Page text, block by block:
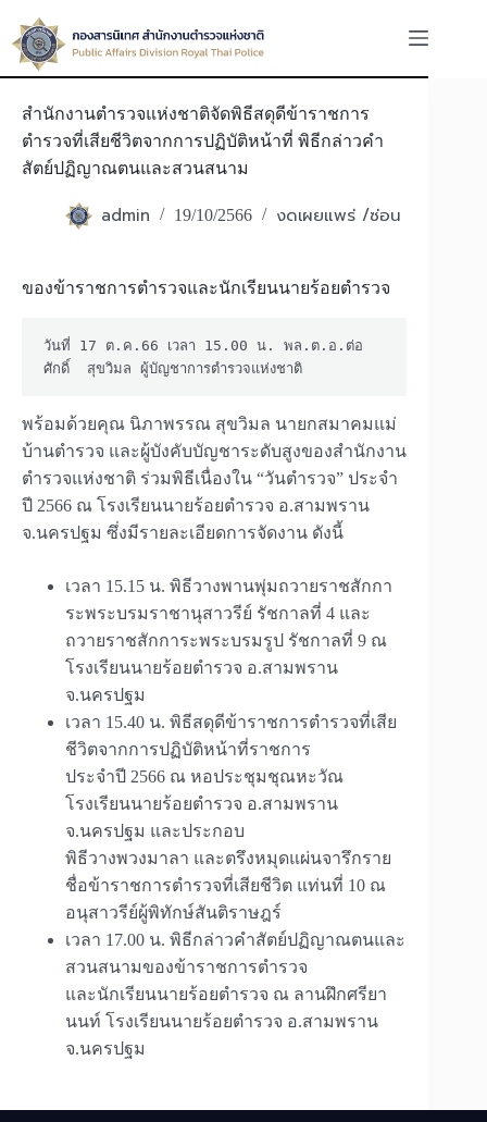
to
content
สำนักงานตำรวจแห่งชาติจัดพิธีสดุดีข้าราชการ
ตำรวจที่เสียชีวิตจากการปฏิบัติหน้าที่ พิธีกล่าวคำ
สัตย์ปฏิญาณตนและสวนสนาม
admin 19/10/2566 งดเผยแพร่ /ซ่อน
ของข้าราชการตำรวจและนักเรียนนายร้อยตำรวจ
วันที่ 17 ต.ค.66 เวลา 15.00 น. พล.ต.อ.ต่อ
ศักดิ์  สุขวิมล ผู้บัญชาการตำรวจแห่งชาติ
พร้อมด้วยคุณ นิภาพรรณ สุขวิมล นายกสมาคมแม่
บ้านตำรวจ และผู้บังคับบัญชาระดับสูงของสำนักงาน
ตำรวจแห่งชาติ ร่วมพิธีเนื่องใน “วันตำรวจ” ประจำ
ปี 2566 ณ โรงเรียนนายร้อยตำรวจ อ.สามพราน
จ.นครปฐม ซึ่งมีรายละเอียดการจัดงาน ดังนี้
เวลา 15.15 น. พิธีวางพานพุ่มถวายราชสักกา
ระพระบรมราชานุสาวรีย์ รัชกาลที่ 4 และ
ถวายราชสักการะพระบรมรูป รัชกาลที่ 9 ณ
โรงเรียนนายร้อยตำรวจ อ.สามพราน
จ.นครปฐม
เวลา 15.40 น. พิธีสดุดีข้าราชการตำรวจที่เสีย
ชีวิตจากการปฏิบัติหน้าที่ราชการ
ประจำปี 2566 ณ หอประชุมชุณหะวัณ
โรงเรียนนายร้อยตำรวจ อ.สามพราน
จ.นครปฐม และประกอบ
พิธีวางพวงมาลา และตรึงหมุดแผ่นจารึกราย
ชื่อข้าราชการตำรวจที่เสียชีวิต แท่นที่ 10 ณ
อนุสาวรีย์ผู้พิทักษ์สันติราษฎร์
เวลา 17.00 น. พิธีกล่าวคำสัตย์ปฏิญาณตนและ
สวนสนามของข้าราชการตำรวจ
และนักเรียนนายร้อยตำรวจ ณ ลานฝึกศรียา
นนท์ โรงเรียนนายร้อยตำรวจ อ.สามพราน
จ.นครปฐม